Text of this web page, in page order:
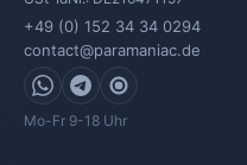
+49 (0) 152 34 34 0294
contact@paramaniac.de
WhatsApp
Telegram
Signal
Mo-Fr 9-18 Uhr